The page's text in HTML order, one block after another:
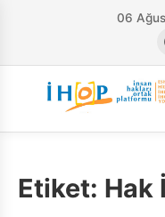
06
Etiket: Hak